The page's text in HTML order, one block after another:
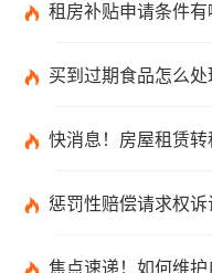
租房补贴申请条件有哪些？租
买到过期食品怎么处理？不
快消息！房屋租赁转租纠纷怎
惩罚性赔偿请求权诉讼时效是三年吗
焦点速递！如何维护自身权益在遭遇网络诈骗